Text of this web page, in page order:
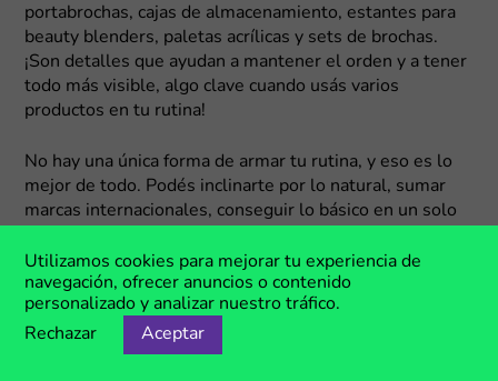
portabrochas, cajas de almacenamiento, estantes para
beauty blenders, paletas acrílicas y sets de brochas.
¡Son detalles que ayudan a mantener el orden y a tener
todo más visible, algo clave cuando usás varios
productos en tu rutina!
No hay una única forma de armar tu rutina, y eso es lo
mejor de todo. Podés inclinarte por lo natural, sumar
marcas internacionales, conseguir lo básico en un solo
cupones te dan la posibilidad de probar distintas
opciones sin comprometer tu presupuesto!
Utilizamos cookies para mejorar tu experiencia de
navegación, ofrecer anuncios o contenido
personalizado y analizar nuestro tráfico.
Rechazar
Aceptar